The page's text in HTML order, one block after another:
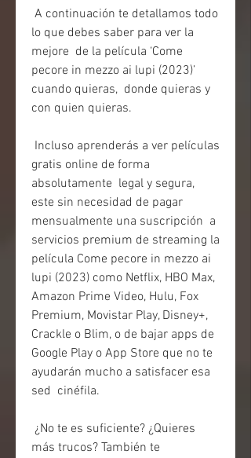
lo que debes saber para ver la
mejore  de la película ‘Come
pecore in mezzo ai lupi (2023)’
cuando quieras,  donde quieras y
con quien quieras.
gratis online de forma
absolutamente  legal y segura,
este sin necesidad de pagar
mensualmente una suscripción  a
servicios premium de streaming la
película Come pecore in mezzo ai
lupi (2023) como Netflix, HBO Max,
Amazon Prime Video, Hulu, Fox
Premium, Movistar Play, Disney+,
Crackle o Blim, o de bajar apps de
Google Play o App Store que no te
ayudarán mucho a satisfacer esa
sed  cinéfila.
más trucos? También te